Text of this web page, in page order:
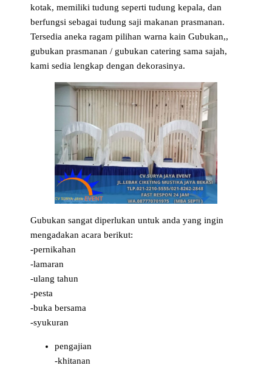
kotak, memiliki tudung seperti tudung kepala, dan
berfungsi sebagai tudung saji makanan prasmanan.
Tersedia aneka ragam pilihan warna kain Gubukan,,
gubukan prasmanan / gubukan catering sama sajah,
kami sedia lengkap dengan dekorasinya.
Gubukan sangat diperlukan untuk anda yang ingin
mengadakan acara berikut:
-pernikahan
-lamaran
-ulang tahun
-pesta
-buka bersama
-syukuran
pengajian
-khitanan